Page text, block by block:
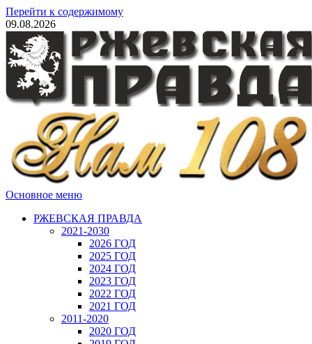
Перейти к содержимому
09.08.2026
Основное меню
РЖЕВСКАЯ ПРАВДА
2021-2030
2026 ГОД
2025 ГОД
2024 ГОД
2023 ГОД
2022 ГОД
2021 ГОД
2011-2020
2020 ГОД